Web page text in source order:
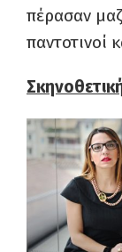
πέρασαν
παντοτινοί